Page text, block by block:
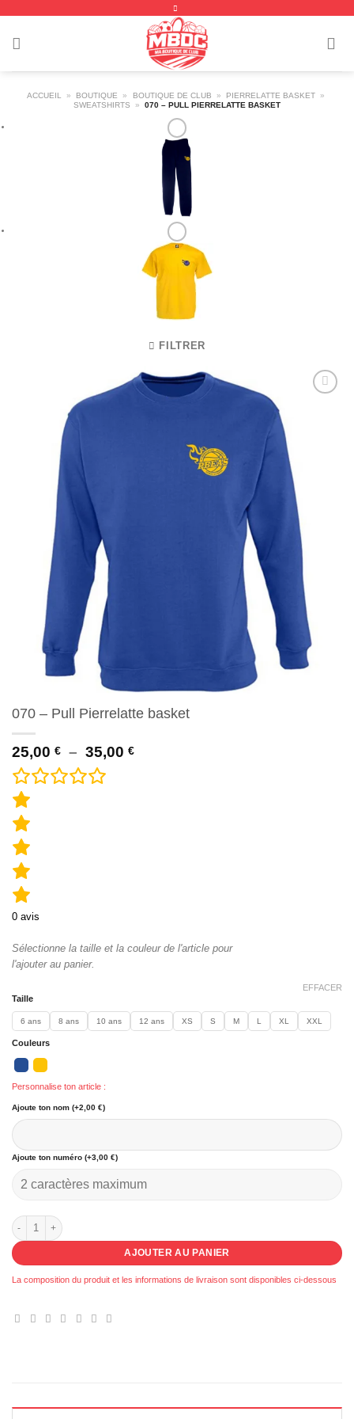
contenu
ACCUEIL » BOUTIQUE » BOUTIQUE DE CLUB » PIERRELATTE BASKET
»
SWEATSHIRTS
» 070 – PULL PIERRELATTE BASKET
FILTRER
070 – Pull Pierrelatte basket
25,00 € – 35,00 €Plage
0 avis
Sélectionne la taille et la couleur de l'article pour
l'ajouter au panier.
Taille
6 ans 8 ans 10 ans 12 ans XS S M L XL XXL
Couleurs
EFFACER
Personnalise ton article :
Ajoute ton nom (+2,00 €)
Ajoute ton numéro (+3,00 €)
quantité de 070 - Pull Pierrelatte basket
AJOUTER AU PANIER
La composition du produit et les informations de livraison sont disponibles ci-dessous